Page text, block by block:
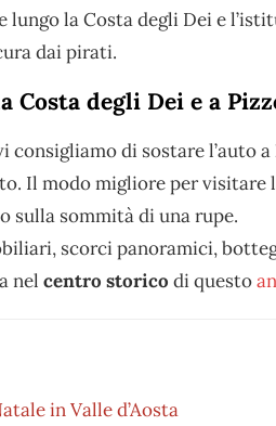
lungo la Costa degli Dei e
dai pirati.
Costa degli Dei e a
consigliamo di sostare l’auto a
Il modo migliore per visitare
sulla sommità di una rupe.
scorci panoramici,
nel centro storico di questo
in Valle d’Aosta